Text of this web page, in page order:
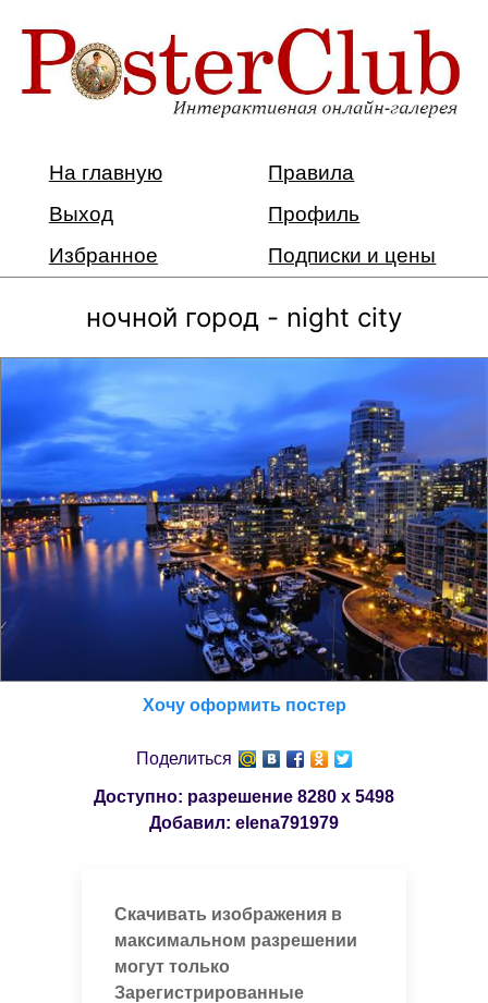
На главную
Правила
Выход
Профиль
Избранное
Подписки и цены
ночной город - night city
Хочу оформить постер
Поделиться
Доступно: разрешение 8280 x 5498
Добавил: elena791979
Скачивать изображения в
максимальном разрешении
могут только
Зарегистрированные